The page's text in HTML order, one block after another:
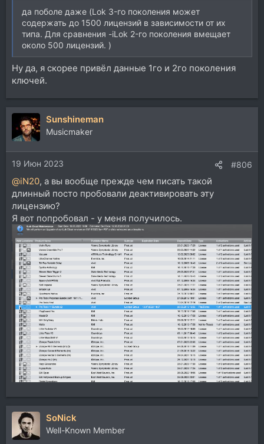
да поболе даже (Lok 3-го поколения может
содержать до 1500 лицензий в зависимости от их
типа. Для сравнения -iLok 2-го поколения вмещает
около 500 лицензий. )
Ну да, я скорее привёл данные 1го и 2го поколения
ключей.
Sunshineman
Musicmaker
19 Июн 2023 #806
@iN20, а вы вообще прежде чем писать такой
длинный посто пробовали деактивировать эту
лицензию?
Я вот попробовал - у меня получилось.
SoNick
Well-Known Member